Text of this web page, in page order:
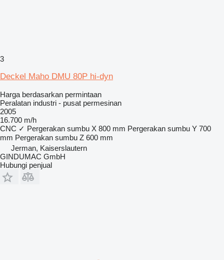
3
Deckel Maho DMU 80P hi-dyn
Harga berdasarkan permintaan
Peralatan industri - pusat permesinan
2005
16.700 m/h
CNC ✓ Pergerakan sumbu X 800 mm Pergerakan sumbu Y 700
mm Pergerakan sumbu Z 600 mm
Jerman, Kaiserslautern
GINDUMAC GmbH
Hubungi penjual